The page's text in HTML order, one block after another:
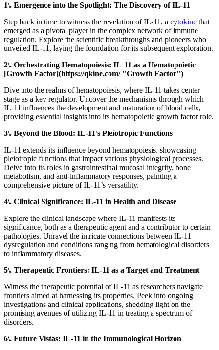
1\. Emergence into the Spotlight: The Discovery of IL-11
Step back in time to witness the revelation of IL-11, a cytokine that
emerged as a pivotal player in the complex network of immune
regulation. Explore the scientific breakthroughs and pioneers who
unveiled IL-11, laying the foundation for its subsequent exploration.
2\. Orchestrating Hematopoiesis: IL-11 as a Hematopoietic
[Growth Factor](https://qkine.com/ "Growth Factor")
Dive into the realms of hematopoiesis, where IL-11 takes center
stage as a key regulator. Uncover the mechanisms through which
IL-11 influences the development and maturation of blood cells,
providing essential insights into its hematopoietic growth factor role.
3\. Beyond the Blood: IL-11’s Pleiotropic Functions
IL-11 extends its influence beyond hematopoiesis, showcasing
pleiotropic functions that impact various physiological processes.
Delve into its roles in gastrointestinal mucosal integrity, bone
metabolism, and anti-inflammatory responses, painting a
comprehensive picture of IL-11’s versatility.
4\. Clinical Significance: IL-11 in Health and Disease
Explore the clinical landscape where IL-11 manifests its
significance, both as a therapeutic agent and a contributor to certain
pathologies. Unravel the intricate connections between IL-11
dysregulation and conditions ranging from hematological disorders
to inflammatory diseases.
5\. Therapeutic Frontiers: IL-11 as a Target and Treatment
Witness the therapeutic potential of IL-11 as researchers navigate
frontiers aimed at harnessing its properties. Peek into ongoing
investigations and clinical applications, shedding light on the
promising avenues of utilizing IL-11 in treating a spectrum of
disorders.
6\. Future Vistas: IL-11 in the Immunological Horizon